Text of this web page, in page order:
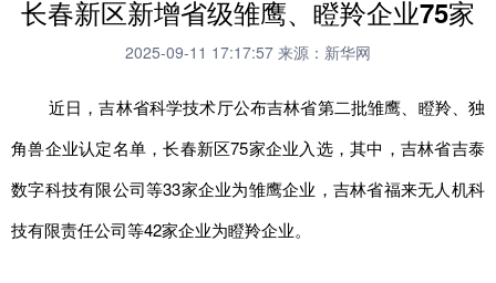
学习进行时 高层 时政 人事
财经 网评
台湾 思客智库 全球连线 教育
科技 科创 量子 体育
文化 书画 健康 军事
访谈 视频 图片
长春新区新增省级雏鹰、瞪羚企业75家
2025-09-11 17:17:57 来源：新华网
近日，吉林省科学技术厅公布吉林省第二批雏鹰、瞪羚、独
角兽企业认定名单，长春新区75家企业入选，其中，吉林省吉泰
数字科技有限公司等33家企业为雏鹰企业，吉林省福来无人机科
技有限责任公司等42家企业为瞪羚企业。